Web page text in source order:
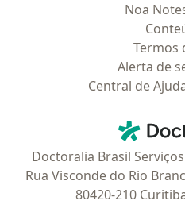
Noa
Termos
Alerta de
Central de
Doctoralia Brasil
Rua Visconde do Rio
80420-210